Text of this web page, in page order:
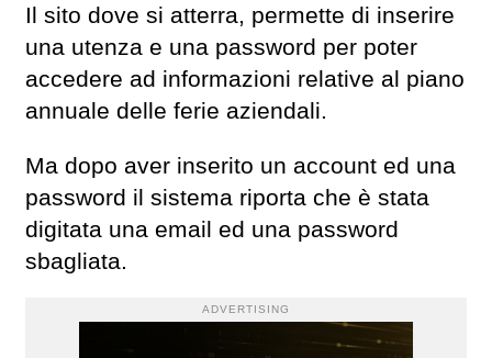
Il sito dove si atterra, permette di inserire
una utenza e una password per poter
accedere ad informazioni relative al piano
annuale delle ferie aziendali.
Ma dopo aver inserito un account ed una
password il sistema riporta che è stata
digitata una email ed una password
sbagliata.
ADVERTISING